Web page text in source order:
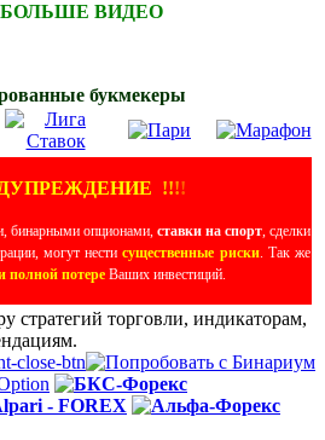
ВИДЕО
букмекеры
!!!!
бинарными опционами, ставки на спорт, сделки
могут нестисущественные риски. Так же
полной потере Ваших инвестиций.
стратегий торговли, индикаторам,